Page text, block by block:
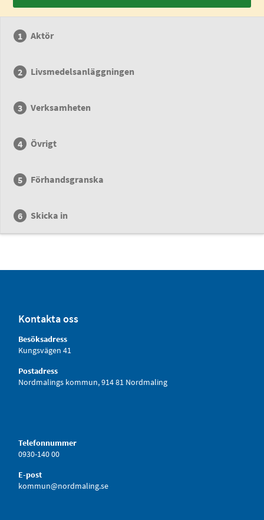
Aktör
Livsmedelsanläggningen
Verksamheten
Övrigt
Förhandsgranska
Skicka in
Kontakta oss
Besöksadress
Kungsvägen 41
Postadress
Nordmalings kommun, 914 81 Nordmaling
Telefonnummer
0930-140 00
E-post
kommun@nordmaling.se